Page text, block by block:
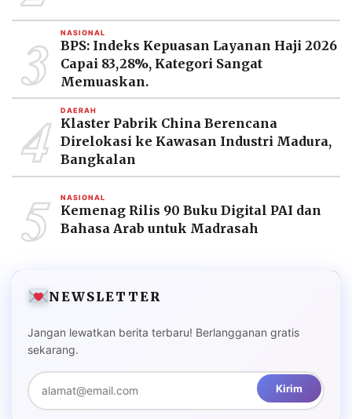
MEDIA
3 NASIONAL
BPS: Indeks Kepuasan Layanan Haji 2026
Capai 83,28%, Kategori Sangat
Memuaskan.
4 DAERAH
Klaster Pabrik China Berencana
Direlokasi ke Kawasan Industri Madura,
Bangkalan
5 NASIONAL
Kemenag Rilis 90 Buku Digital PAI dan
Bahasa Arab untuk Madrasah
NEWSLETTER
Jangan lewatkan berita terbaru! Berlangganan gratis
sekarang.
Kirim